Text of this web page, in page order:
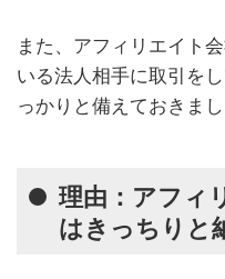
また、アフィリエイト
いる法人相手に取引を
っかりと備えておきまし
理由：アフィ
はきっちりと